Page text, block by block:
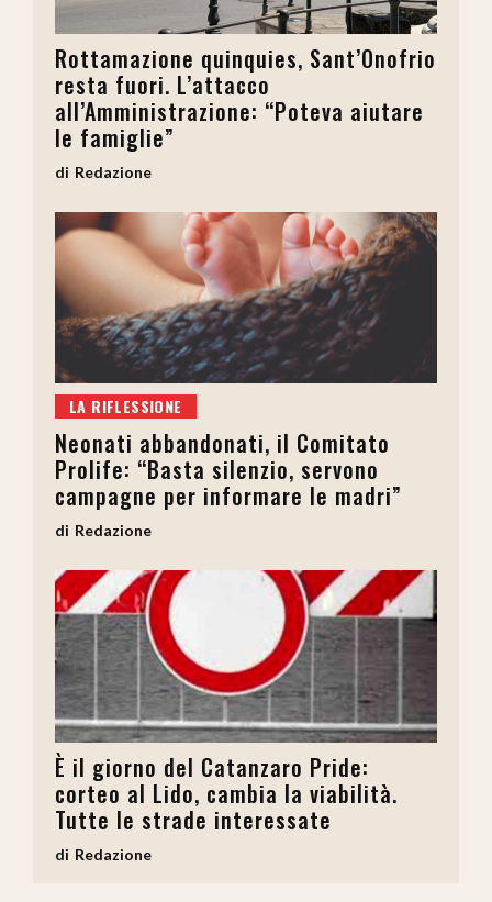
Rottamazione quinquies, Sant’Onofrio
resta fuori. L’attacco
all’Amministrazione: “Poteva aiutare
le famiglie”
Redazione
LA RIFLESSIONE
Neonati abbandonati, il Comitato
Prolife: “Basta silenzio, servono
campagne per informare le madri”
Redazione
È il giorno del Catanzaro Pride:
corteo al Lido, cambia la viabilità.
Tutte le strade interessate
Redazione